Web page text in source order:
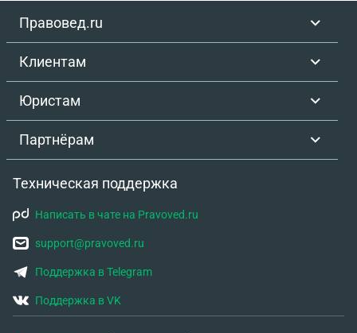
Правовед.ru
Клиентам
Юристам
Партнёрам
Техническая поддержка
Написать в чате на Pravoved.ru
support@pravoved.ru
Поддержка в Telegram
Поддержка в VK